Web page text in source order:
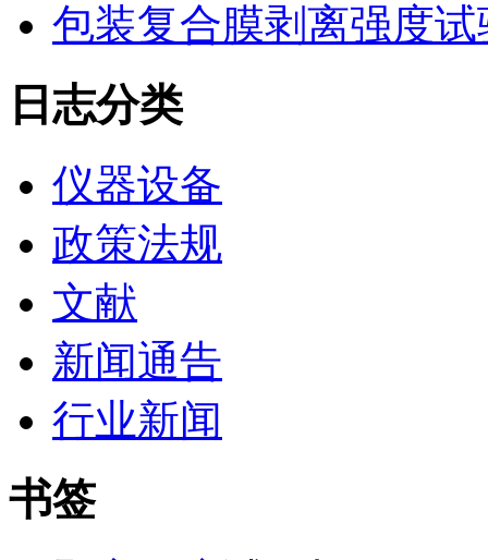
包装复合膜剥离强度
日志分类
仪器设备
政策法规
文献
新闻通告
行业新闻
书签